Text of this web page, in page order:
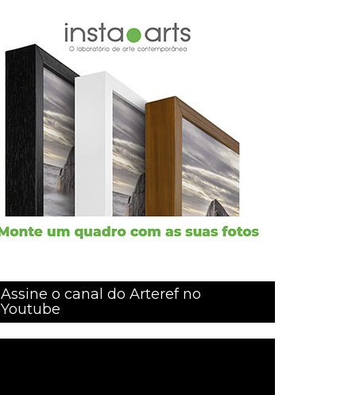
Assine o canal do Arteref no
Youtube